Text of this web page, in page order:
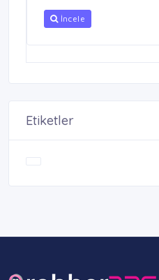
İncele
Etiketler